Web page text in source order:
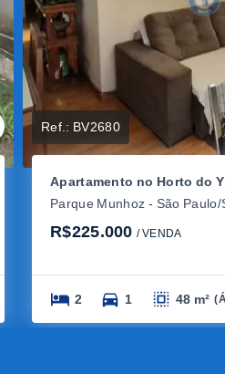
Ref.: BV2680
Apartamento no Horto do
Parque Munhoz - São Paulo/
R$225.000 / VENDA
2 1 48 m² (